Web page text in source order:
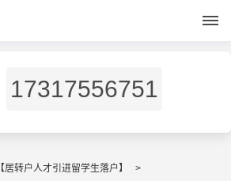
17317556751
居转户人才引进留学生落户】 >